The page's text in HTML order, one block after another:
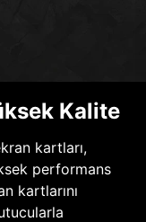
Kalite
kartları,
performans
kartlarını